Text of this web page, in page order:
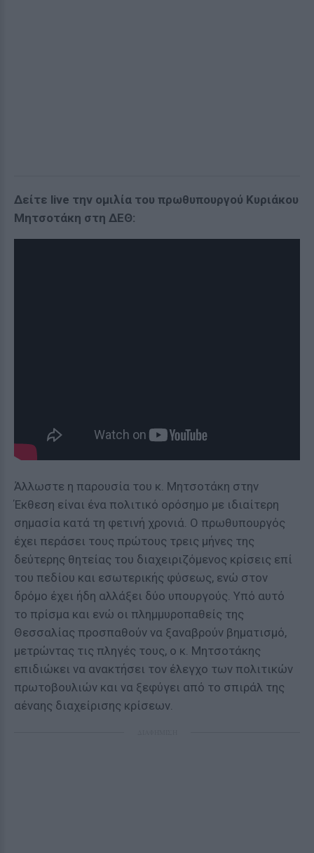
Δείτε live την ομιλία του πρωθυπουργού Κυριάκου
Μητσοτάκη στη ΔΕΘ:
Άλλωστε η παρουσία του κ. Μητσοτάκη στην
Έκθεση είναι ένα πολιτικό ορόσημο με ιδιαίτερη
σημασία κατά τη φετινή χρονιά. Ο πρωθυπουργός
έχει περάσει τους πρώτους τρεις μήνες της
δεύτερης θητείας του διαχειριζόμενος κρίσεις επί
του πεδίου και εσωτερικής φύσεως, ενώ στον
δρόμο έχει ήδη αλλάξει δύο υπουργούς. Υπό αυτό
το πρίσμα και ενώ οι πλημμυροπαθείς της
Θεσσαλίας προσπαθούν να ξαναβρούν βηματισμό,
μετρώντας τις πληγές τους, ο κ. Μητσοτάκης
επιδιώκει να ανακτήσει τον έλεγχο των πολιτικών
πρωτοβουλιών και να ξεφύγει από το σπιράλ της
αέναης διαχείρισης κρίσεων.